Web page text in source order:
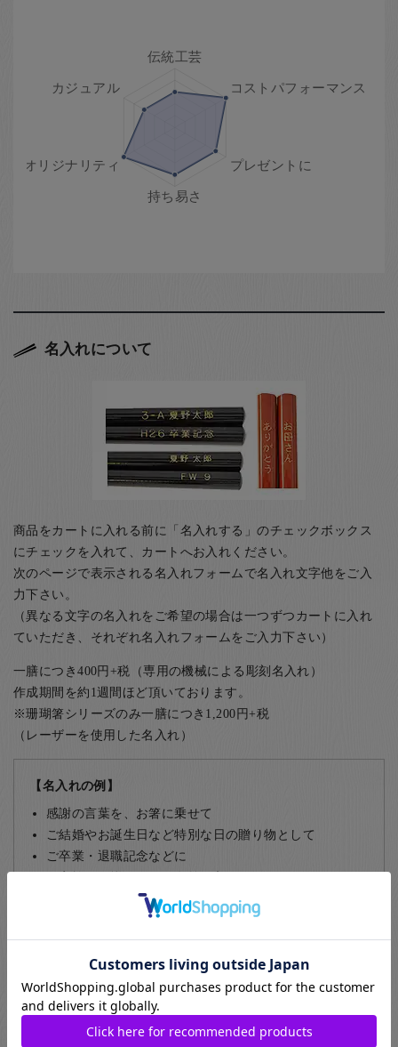
名入れについて
商品をカートに入れる前に「名入れする」のチェックボックス
にチェックを入れて、カートへお入れください。
次のページで表示される名入れフォームで名入れ文字他をご入
力下さい。
（異なる文字の名入れをご希望の場合は一つずつカートに入れ
ていただき、それぞれ名入れフォームをご入力下さい）
一膳につき400円+税（専用の機械による彫刻名入れ）
作成期間を約1週間ほど頂いております。
※珊瑚箸シリーズのみ一膳につき1,200円+税
（レーザーを使用した名入れ）
【名入れの例】
感謝の言葉を、お箸に乗せて
ご結婚やお誕生日など特別な日の贈り物として
ご卒業・退職記念などに
部活動やサークルの仲間同士で
飲食店など、常連のお客様に
名入れについて詳しくはこちら